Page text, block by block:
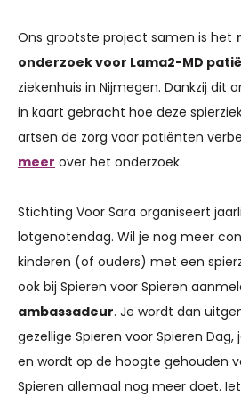
Ons grootste project samen is het
onderzoek voor Lama2-MD
ziekenhuis in Nijmegen. Dankzij dit
in kaart gebracht hoe deze
artsen de zorg voor patiënten
meer over het onderzoek.
Stichting Voor Sara organiseert
lotgenotendag. Wil je nog meer
kinderen (of ouders) met een
ook bij Spieren voor Spieren
ambassadeur. Je wordt dan
gezellige Spieren voor Spieren
en wordt op de hoogte gehouden
Spieren allemaal nog meer doet.